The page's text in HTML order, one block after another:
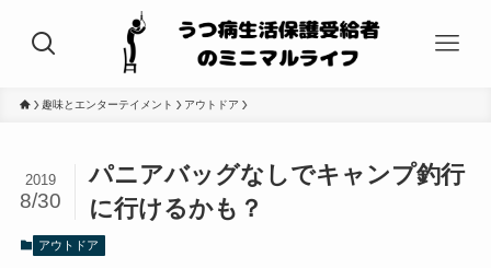
趣味とエンターテイメント アウトドア
パニアバッグなしでキャンプ釣行
に行けるかも？
2019
8/30
アウトドア